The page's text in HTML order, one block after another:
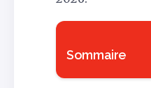
Sommaire